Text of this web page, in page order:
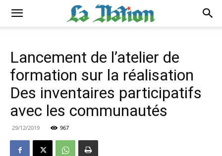
Lancement de l’atelier de
formation sur la réalisation
Des inventaires participatifs
avec les communautés
29/12/2019 967